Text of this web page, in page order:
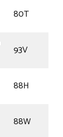
80T
93V
88H
88W